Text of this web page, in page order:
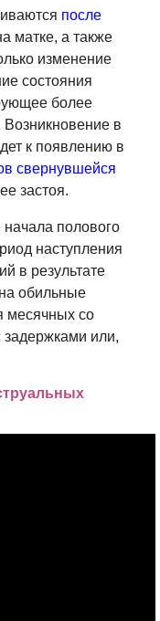
после
матке, а также
изменение
состояния
более
Возникновение в
к появлению в
свернувшейся
застоя.
начала полового
наступления
в результате
обильные
месячных со
задержками или,